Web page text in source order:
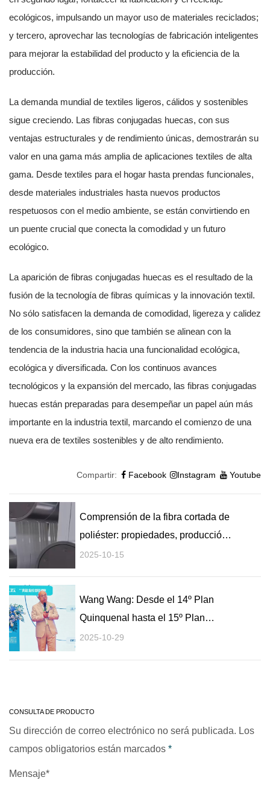
ecológicos, impulsando un mayor uso de materiales reciclados;
y tercero, aprovechar las tecnologías de fabricación inteligentes
para mejorar la estabilidad del producto y la eficiencia de la
producción.
La demanda mundial de textiles ligeros, cálidos y sostenibles
sigue creciendo. Las fibras conjugadas huecas, con sus
ventajas estructurales y de rendimiento únicas, demostrarán su
valor en una gama más amplia de aplicaciones textiles de alta
gama. Desde textiles para el hogar hasta prendas funcionales,
desde materiales industriales hasta nuevos productos
respetuosos con el medio ambiente, se están convirtiendo en
un puente crucial que conecta la comodidad y un futuro
ecológico.
La aparición de fibras conjugadas huecas es el resultado de la
fusión de la tecnología de fibras químicas y la innovación textil.
No sólo satisfacen la demanda de comodidad, ligereza y calidez
de los consumidores, sino que también se alinean con la
tendencia de la industria hacia una funcionalidad ecológica,
ecológica y diversificada. Con los continuos avances
tecnológicos y la expansión del mercado, las fibras conjugadas
huecas están preparadas para desempeñar un papel aún más
importante en la industria textil, marcando el comienzo de una
nueva era de textiles sostenibles y de alto rendimiento.
Compartir: Facebook Instagram Youtube
Comprensión de la fibra cortada de
poliéster: propiedades, producción
y aplicaciones
2025-10-15
Wang Wang: Desde el 14º Plan
Quinquenal hasta el 15º Plan
Quinquenal, la industria de
2025-10-29
CONSULTA DE PRODUCTO
Su dirección de correo electrónico no será publicada. Los
campos obligatorios están marcados *
Mensaje*